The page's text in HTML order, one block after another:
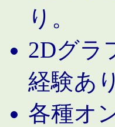
り。
2Dグラ
経験あ
各種オ